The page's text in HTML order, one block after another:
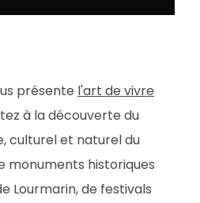
présente l'art de vivre
à la découverte du
culturel et naturel du
monuments historiques
Lourmarin, de festivals